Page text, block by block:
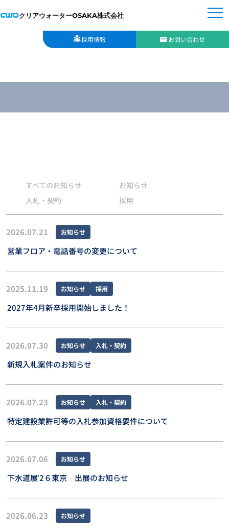
クリアウォーターOSAKA株式会社
採用情報 お問い合わせ
すべてのお知らせ
お知らせ
入札・契約
採用
2026.07.21 お知らせ
営業フロア・電話番号の変更について
2025.11.19 お知らせ 採用
2027年4月新卒採用開始しました！
2026.07.30 お知らせ 入札・契約
新規入札案件のお知らせ
2026.07.23 お知らせ 入札・契約
特定建設業許可等の入札参加資格要件について
2026.07.06 お知らせ
下水道展ʼ2６東京 出展のお知らせ
2026.06.23 お知らせ